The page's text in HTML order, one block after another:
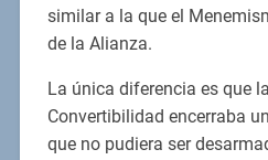
similar a la que el
de la Alianza.
La única diferencia es que
Convertibilidad encerraba
que no pudiera ser